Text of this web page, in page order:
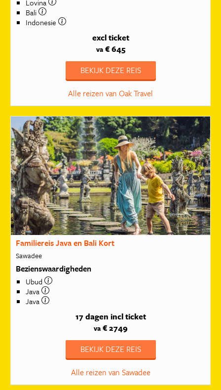
Lovina
Bali
Indonesie
excl ticket
va€ 645
BEKIJK DEZE REIS
Alle reizen van Oak Travel
Familiereis Java en Bali Kort
Sawadee
Bezienswaardigheden
Ubud
Java
Java
17 dagen incl ticket
va€ 2749
BEKIJK DEZE REIS
Alle reizen van Sawadee